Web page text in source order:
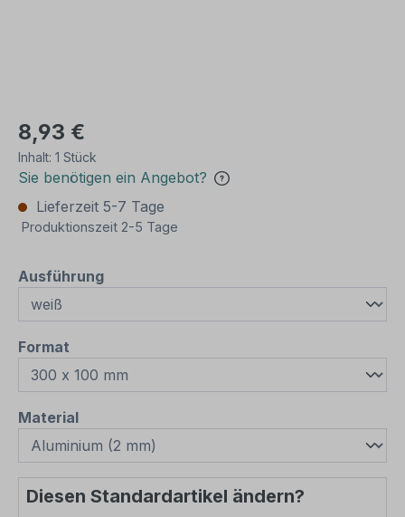
8,93 €
Inhalt: 1 Stück
Sie benötigen ein Angebot?
Lieferzeit 5-7 Tage
Produktionszeit 2-5 Tage
Ausführungauswählen
Format
Materialauswählen
Diesen Standardartikel ändern?